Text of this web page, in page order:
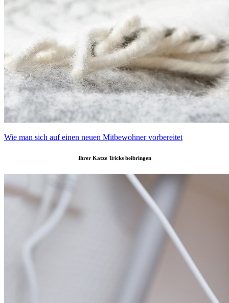
Wie man sich auf einen neuen Mitbewohner vorbereitet
Ihrer Katze Tricks beibringen